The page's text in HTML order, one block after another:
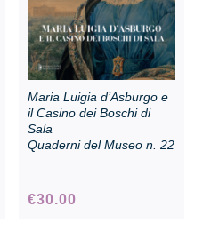
Maria Luigia d’Asburgo e
il Casino dei Boschi di
Sala
Quaderni del Museo n. 22
€30.00